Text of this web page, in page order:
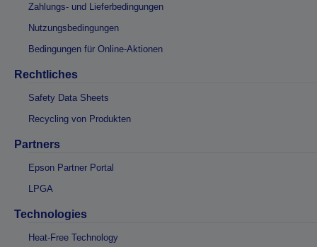
Zahlungs- und Lieferbedingungen
Nutzungsbedingungen
Bedingungen für Online-Aktionen
Rechtliches
Safety Data Sheets
Recycling von Produkten
Partners
Epson Partner Portal
LPGA
Technologies
Heat-Free Technology